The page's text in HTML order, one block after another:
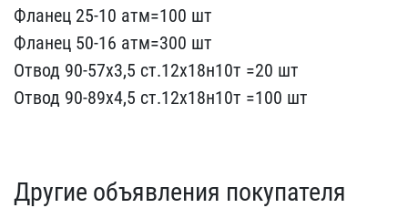
Флане​ц 25-10 атм=100 шт
Флан​ец 50-16 атм=300 шт
Отво​д 90-57х3,5 ст.12х18н10т​ =20 шт
Отвод 90-89х4,5 ​ст.12х18н10т =100 шт
Другие объявления покупателя